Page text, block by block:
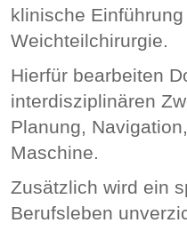
klinische
Weichteilchirurgie.
Hierfür bearbeiten
interdisziplinären
Planung,
Maschine.
Zusätzlich wird ein
Berufsleben